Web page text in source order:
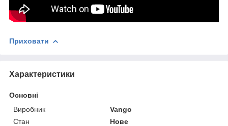
Приховати
Характеристики
Основні
Виробник
Vango
Стан
Нове